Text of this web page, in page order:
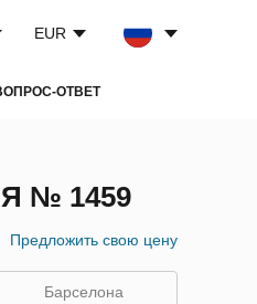
EUR
ОТВЕТ
№ 1459
Предложить свою цену
Барселона